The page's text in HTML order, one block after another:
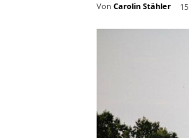
Von Carolin Stähler